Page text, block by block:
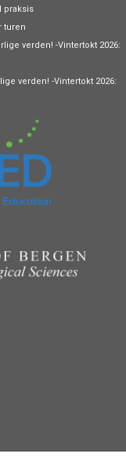
praksis
turen
verden! -Vintertokt 2026:
verden! -Vintertokt 2026: